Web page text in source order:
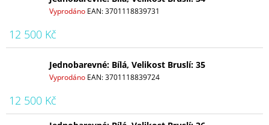
Vyprodáno EAN:3701118839731
12 500 Kč
Jednobarevné: Bílá, Velikost Bruslí: 35
Vyprodáno EAN:3701118839724
12 500 Kč